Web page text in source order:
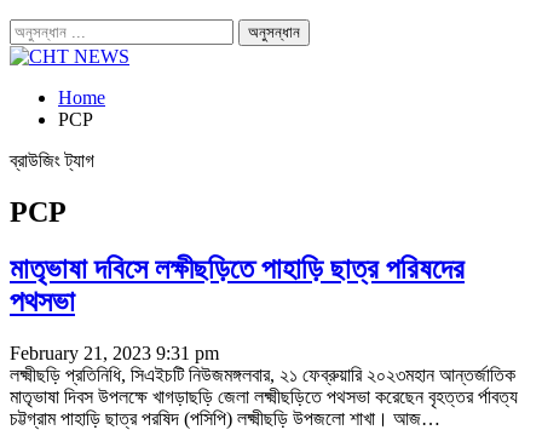
Home
PCP
ব্রাউজিং ট্যাগ
PCP
মাতৃভাষা দবিসে লক্ষীছড়িতে পাহাড়ি ছাত্র পরিষদের
পথসভা
February 21, 2023 9:31 pm
লক্ষ্মীছড়ি প্রতিনিধি, সিএইচটি নিউজমঙ্গলবার, ২১ ফেব্রুয়ারি ২০২৩মহান আন্তর্জাতিক
মাতৃভাষা দিবস উপলক্ষে খাগড়াছড়ি জেলা লক্ষ্মীছড়িতে পথসভা করেছেন বৃহত্তর র্পাবত্য
চট্টগ্রাম পাহাড়ি ছাত্র পরষিদ (পসিপি) লক্ষ্মীছড়ি উপজলো শাখা। আজ…